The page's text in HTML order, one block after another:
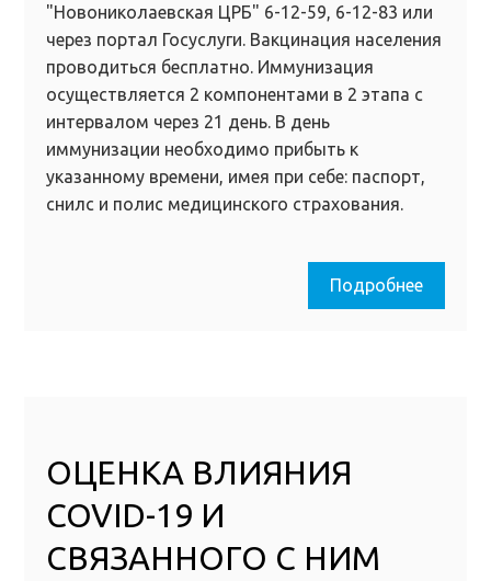
"Новониколаевская ЦРБ" 6-12-59, 6-12-83 или
через портал Госуслуги. Вакцинация населения
проводиться бесплатно. Иммунизация
осуществляется 2 компонентами в 2 этапа с
интервалом через 21 день. В день
иммунизации необходимо прибыть к
указанному времени, имея при себе: паспорт,
снилс и полис медицинского страхования.
Подробнее
ОЦЕНКА ВЛИЯНИЯ
COVID-19 И
СВЯЗАННОГО С НИМ